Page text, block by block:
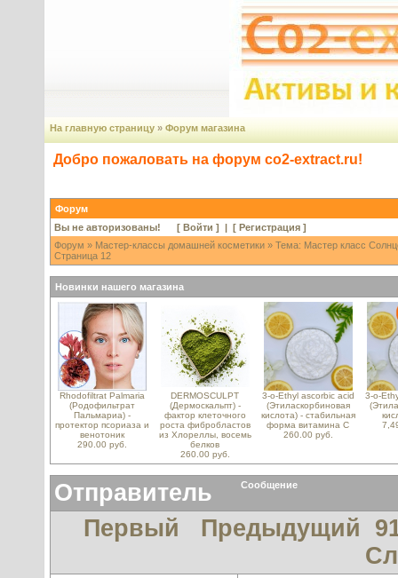
На главную страницу » Форум магазина
Добро пожаловать на форум co2-extract.ru!
Форум
Вы не авторизованы! [ Войти ] | [ Регистрация ]
Форум » Мастер-классы домашней косметики » Тема: Мастер класс
Страница 12
Новинки нашего магазина
Rhodofiltrat Palmaria
(Родофильтрат
Пальмариа) -
протектор псориаза и
венотоник
290.00 руб.
DERMOSCULPT
(Дермоскальпт) -
фактор клеточного
роста фибробластов
из Хлореллы, восемь
белков
260.00 руб.
3-o-Ethyl ascorbic acid
(Этиласкорбиновая
кислота) - стабильная
форма витамина С
260.00 руб.
3-o-
Отправитель Сообщение
Первый Предыдущий